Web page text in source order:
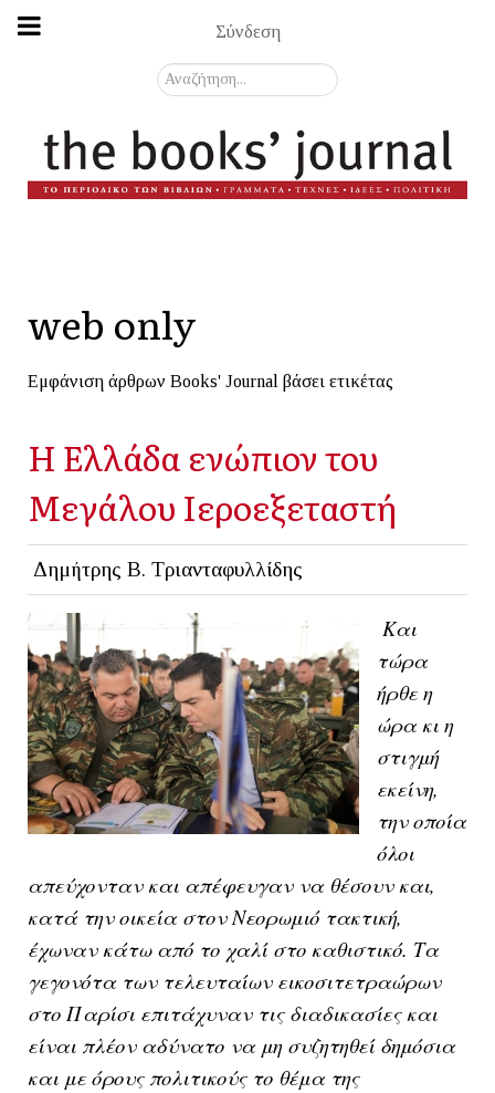
Σύνδεση
Αναζήτηση...
web only
Εμφάνιση άρθρων Books' Journal βάσει ετικέτας
Η Ελλάδα ενώπιον του
Μεγάλου Ιεροεξεταστή
Δημήτρης Β. Τριανταφυλλίδης
Και
τώρα
ήρθε η
ώρα κι η
στιγμή
εκείνη,
την οποία
όλοι
απεύχονταν και απέφευγαν να θέσουν και,
κατά την οικεία στον Νεορωμιό τακτική,
έχωναν κάτω από το χαλί στο καθιστικό. Τα
γεγονότα των τελευταίων εικοσιτετραώρων
στο Παρίσι επιτάχυναν τις διαδικασίες και
είναι πλέον αδύνατο να μη συζητηθεί δημόσια
και με όρους πολιτικούς το θέμα της